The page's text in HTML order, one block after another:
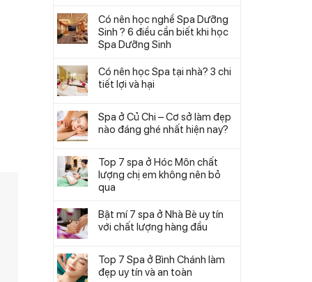
Có nên học nghề Spa Dưỡng
Sinh ? 6 điều cần biết khi học
Spa Dưỡng Sinh
Có nên học Spa tại nhà? 3 chi
tiết lợi và hại
Spa ở Củ Chi – Cơ sở làm đẹp
nào đáng ghé nhất hiện nay?
Top 7 spa ở Hóc Môn chất
lượng chị em không nên bỏ
qua
Bật mí 7 spa ở Nhà Bè uy tín
với chất lượng hàng đầu
Top 7 Spa ở Bình Chánh làm
đẹp uy tín và an toàn